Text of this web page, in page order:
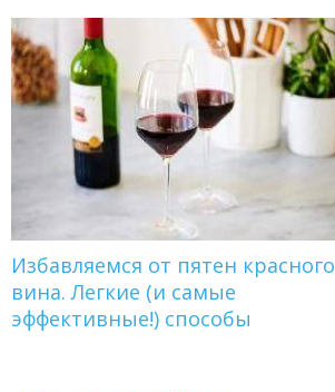
Избавляемся от пятен красного
вина. Легкие (и самые
эффективные!) способы